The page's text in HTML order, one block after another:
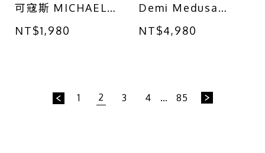
可寇斯 MICHAEL
Michael Kors 手拿
包 桃紅色 牛皮
NT$1,980
Demi Medusa
Reversible 皮帶 黑/
白牛皮 DCU8330
NT$4,980
1 2 3 4 ... 85